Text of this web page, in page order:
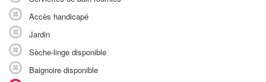
Accès handicapé
Jardin
Sèche-linge disponible
Baignoire disponible